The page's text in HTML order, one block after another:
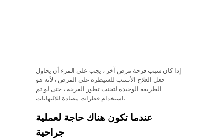
إذا كان سبب قرحة مرض آخر ، يجب على المرء أن يحاول
جعل العلاج الأنسب للسيطرة على المرض ، لأنه هو
الطريقة الوحيدة لتجنب تطور القرحة ، حتى لو تم
استخدام قطرات مضادة للالتهابات.
عندما تكون هناك حاجة لعملية
جراحية